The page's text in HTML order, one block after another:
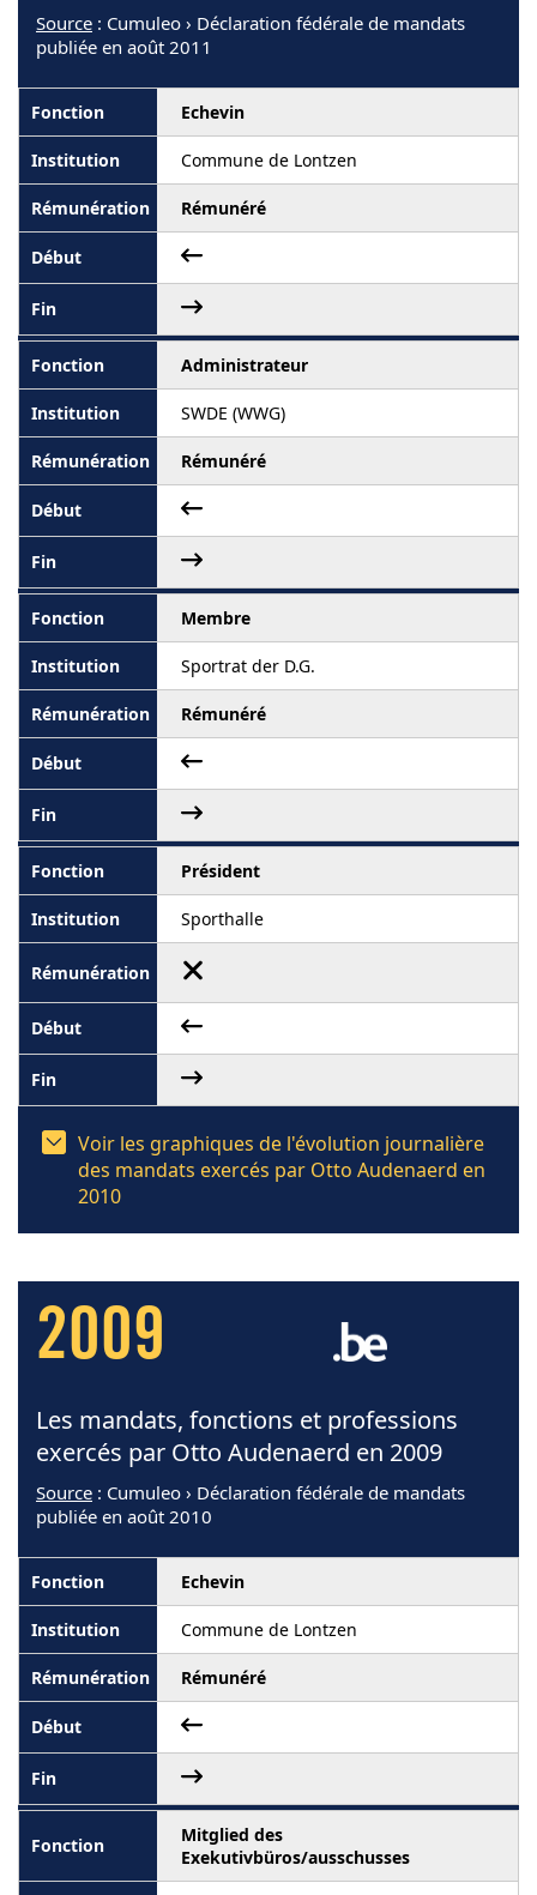
Source : Cumuleo › Déclaration fédérale de mandats
publiée en août 2011
Echevin
Commune de Lontzen
Rémunéré
Administrateur
SWDE (WWG)
Rémunéré
Membre
Sportrat der D.G.
Rémunéré
Président
Sporthalle
Voir les graphiques de l'évolution journalière
des mandats exercés par Otto Audenaerd en
2010
2009
Les mandats, fonctions et professions
exercés par Otto Audenaerd en 2009
Source : Cumuleo › Déclaration fédérale de mandats
publiée en août 2010
Echevin
Commune de Lontzen
Rémunéré
Mitglied des
Exekutivbüros/ausschusses